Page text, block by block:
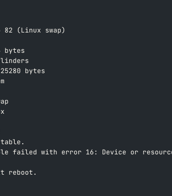
(Linux swap)
bytes
bytes
failed with error 16: Device or
reboot.